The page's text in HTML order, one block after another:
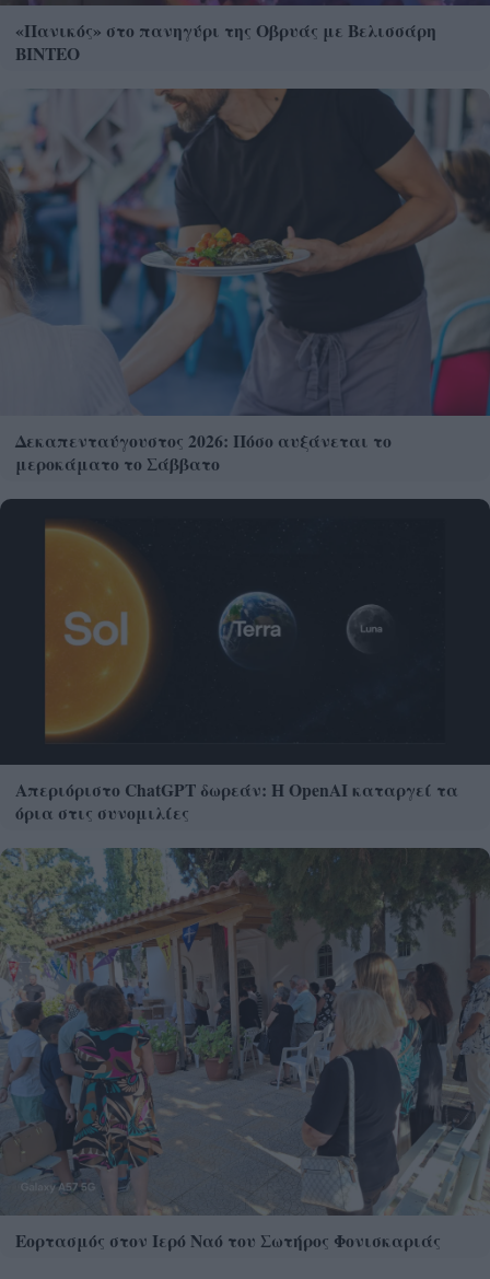
«Πανικός» στο πανηγύρι της Οβρυάς με Βελισσάρη
ΒΙΝΤΕΟ
Δεκαπενταύγουστος 2026: Πόσο αυξάνεται το
μεροκάματο το Σάββατο
Απεριόριστο ChatGPT δωρεάν: Η OpenAI καταργεί τα
όρια στις συνομιλίες
Εορτασμός στον Ιερό Ναό του Σωτήρος Φονισκαριάς